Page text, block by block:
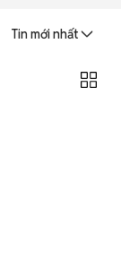
Tin mới nhất